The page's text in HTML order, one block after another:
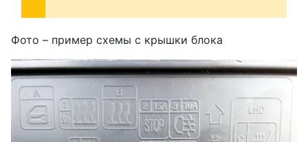
Фото – пример схемы с крышки блока